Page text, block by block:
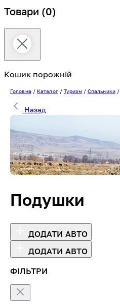
Товари (0)
Кошик порожній
Головна / Каталог/Туризм/ Спальники/
Назад
Подушки
ДОДАТИ АВТО
ДОДАТИ АВТО
ФІЛЬТРИ